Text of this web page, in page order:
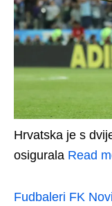
Hrvatska je s
osigurala Read
Fudbaleri FK